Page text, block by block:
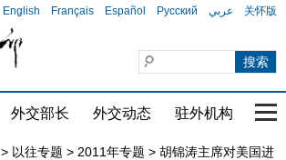
English Français Español Русский عربي 关怀版
外交部长 外交动态 驻外机构 国
> 以往专题 > 2011年专题 > 胡锦涛主席对美国进